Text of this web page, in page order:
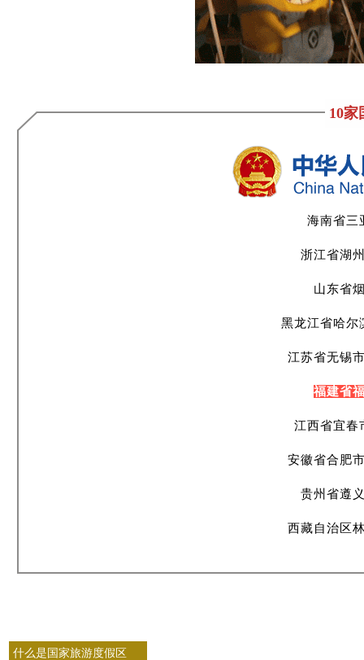
10家
海南省三
浙江省湖
山东省
黑龙江省哈尔
江苏省无锡
福建省
江西省宜春
安徽省合肥
贵州省遵
西藏自治区
什么是国家旅游度假区